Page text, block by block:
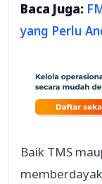
Baca Juga:
yang Perlu
Baik TMS